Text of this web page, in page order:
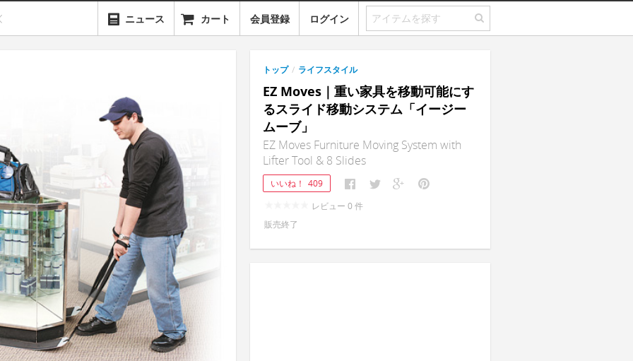
ニュース カート 会員登録 ログイン
トップ / ライフスタイル
EZ Moves｜重い家具を移動可能にす
るスライド移動システム「イージー
ムーブ」
EZ Moves Furniture Moving System with
Lifter Tool & 8 Slides
いいね！ 409
レビュー 0 件
販売終了